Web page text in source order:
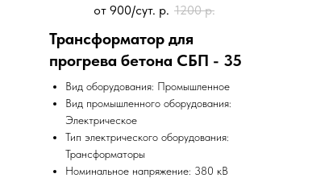
от 900/сут. р. 1200 р.
Трансформатор для
прогрева бетона СБП - 35
Вид оборудования: Промышленное
Вид промышленного оборудования:
Электрическое
Тип электрического оборудования:
Трансформаторы
Номинальное напряжение: 380 кВ